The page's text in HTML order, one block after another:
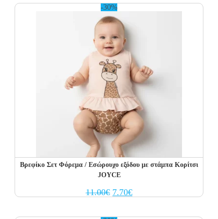
-30%
Βρεφίκο Σετ Φόρεμα / Εσώρουχο εξόδου με στάμπα Κορίτσι
JOYCE
11.00€ Original
price
7.70€Current
price